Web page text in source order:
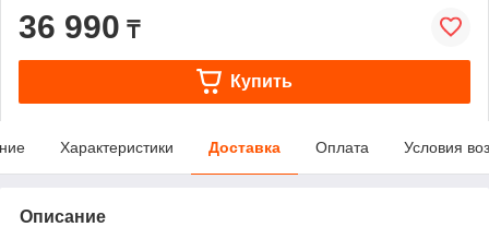
36 990 ₸
Купить
Характеристики Доставка Оплата Условия
Описание